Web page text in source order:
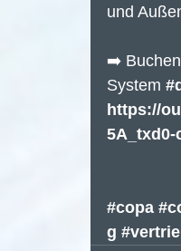
und
➡️
System
https://
5A_txd0-
#copa
g